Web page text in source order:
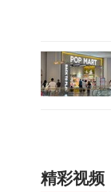
精彩视频